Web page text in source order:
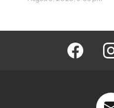
facebook